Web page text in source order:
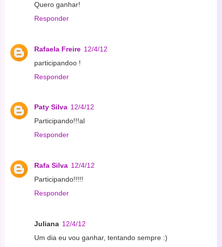
Quero ganhar!
Responder
Rafaela Freire 12/4/12
participandoo !
Responder
Paty Silva 12/4/12
Participando!!!al
Responder
Rafa Silva 12/4/12
Participando!!!!!
Responder
Juliana 12/4/12
Um dia eu vou ganhar, tentando sempre :)